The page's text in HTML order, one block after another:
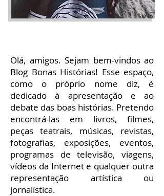
Olá, amigos. Sejam bem-vindos ao
Blog Bonas Histórias! Esse espaço,
como o próprio nome diz, é
dedicado à apresentação e ao
debate das boas histórias. Pretendo
encontrá-las em livros, filmes,
peças teatrais, músicas, revistas,
fotografias, exposições, eventos,
programas de televisão, viagens,
vídeos da Internet e qualquer outra
representação artística ou
jornalística.